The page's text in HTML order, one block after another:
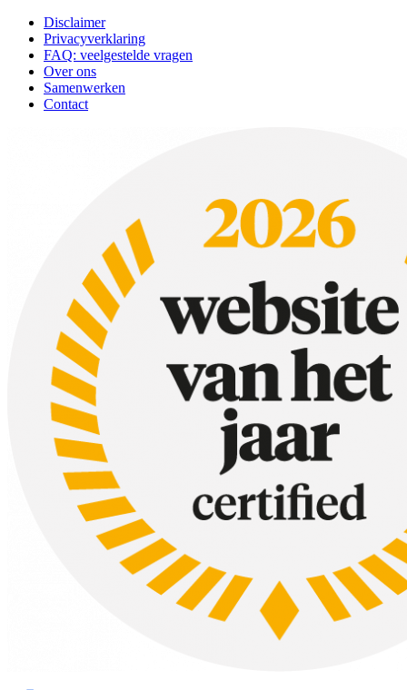
Disclaimer
Privacyverklaring
FAQ: veelgestelde vragen
Over ons
Samenwerken
Contact